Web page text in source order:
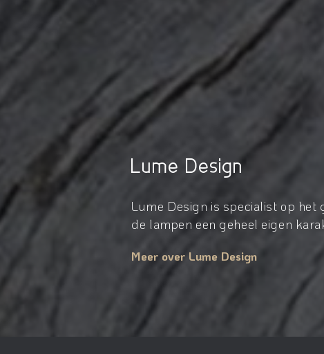
Lume Design
Lume Design is specialist op
de lampen een geheel eigen
Meer over Lume Design